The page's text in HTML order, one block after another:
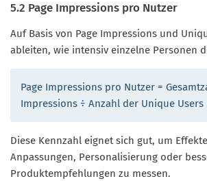
5.2 Page Impressions pro Nutzer
Auf Basis von Page Impressions und
ableiten, wie intensiv einzelne Personen
Page Impressions pro Nutzer =
Impressions ÷ Anzahl der Unique Users
Diese Kennzahl eignet sich gut, um
Anpassungen, Personalisierung oder
Produktempfehlungen zu messen.